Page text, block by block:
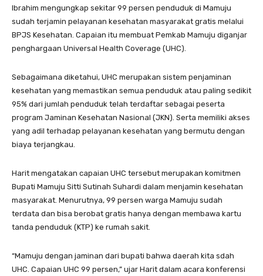
Ibrahim mengungkap sekitar 99 persen penduduk di Mamuju
sudah terjamin pelayanan kesehatan masyarakat gratis melalui
BPJS Kesehatan. Capaian itu membuat Pemkab Mamuju diganjar
penghargaan Universal Health Coverage (UHC).
Sebagaimana diketahui, UHC merupakan sistem penjaminan
kesehatan yang memastikan semua penduduk atau paling sedikit
95% dari jumlah penduduk telah terdaftar sebagai peserta
program Jaminan Kesehatan Nasional (JKN). Serta memiliki akses
yang adil terhadap pelayanan kesehatan yang bermutu dengan
biaya terjangkau.
Harit mengatakan capaian UHC tersebut merupakan komitmen
Bupati Mamuju Sitti Sutinah Suhardi dalam menjamin kesehatan
masyarakat. Menurutnya, 99 persen warga Mamuju sudah
terdata dan bisa berobat gratis hanya dengan membawa kartu
tanda penduduk (KTP) ke rumah sakit.
“Mamuju dengan jaminan dari bupati bahwa daerah kita sdah
UHC. Capaian UHC 99 persen,” ujar Harit dalam acara konferensi